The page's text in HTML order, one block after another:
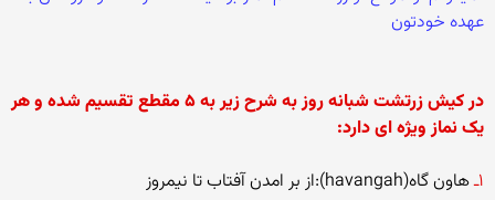
عهده خودتون
در کیش زرتشت شبانه روز به شرح زیر به ۵ مقطع تقسیم شده و هر
یک نماز ویژه ای دارد:
۱ـ هاون گاه(havangah):از بر امدن آفتاب تا نیمروز